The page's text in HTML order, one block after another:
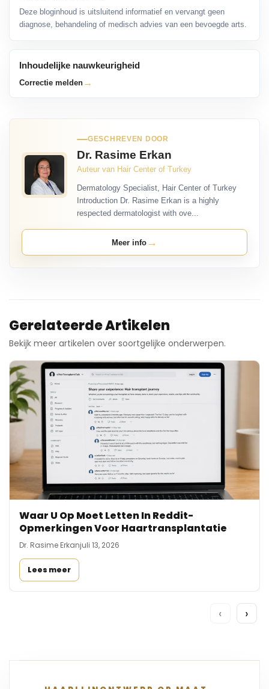
Deze bloginhoud is uitsluitend informatief en vervangt geen
diagnose, behandeling of medisch advies van een bevoegde arts.
Inhoudelijke nauwkeurigheid
Correctie melden →
GESCHREVEN DOOR
Dr. Rasime Erkan
Auteur van Hair Center of Turkey
Dermatology Specialist, Hair Center of Turkey
Introduction Dr. Rasime Erkan is a highly
respected dermatologist with ove...
Meer info →
Gerelateerde Artikelen
Bekijk meer artikelen over soortgelijke onderwerpen.
Waar U Op Moet Letten In Reddit-
Opmerkingen Voor Haartransplantatie
Dr. Rasime Erkanjuli 13, 2026
Lees meer
‹ ›